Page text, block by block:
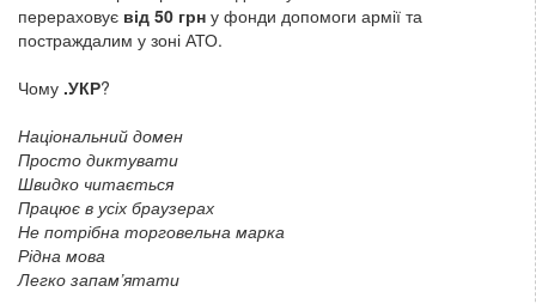
перераховує від 50 грн у фонди допомоги армії та
постраждалим у зоні АТО.
Чому .УКР?
Національний домен
Просто диктувати
Швидко читається
Працює в усіх браузерах
Не потрібна торговельна марка
Рідна мова
Легко запам’ятати